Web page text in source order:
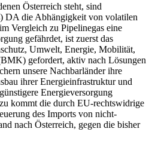
Österreich steht, sind
DA die Abhängigkeit von volatilen
Vergleich zu Pipelinegas eine
gefährdet, ist zuerst das
Umwelt, Energie, Mobilität,
gefordert, aktiv nach Lösungen
unsere Nachbarländer ihre
ihrer Energieinfrastruktur und
Energieversorgung
kommt die durch EU-rechtswidrige
des Imports von nicht-
nach Österreich, gegen die bisher